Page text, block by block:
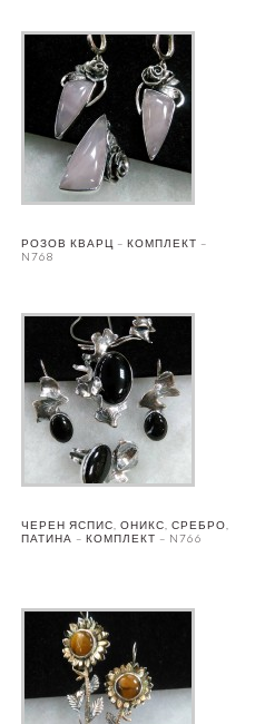
РОЗОВ КВАРЦ – КОМПЛЕКТ –
N768
ЧЕРЕН ЯСПИС, ОНИКС, СРЕБРО,
ПАТИНА – КОМПЛЕКТ – N766